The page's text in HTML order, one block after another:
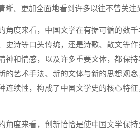
晰、更加全面地看到许多以往不曾关注
度来看，中国文学在有据可循的数千
史诗等口头传统，还是诗歌、散文等
神和情感，以及许多重要文体，都保
的艺术手法、新的文体与新的思想观
连续性，构成了中国文学史的核心特
度来看，创新恰恰是使中国文学保持